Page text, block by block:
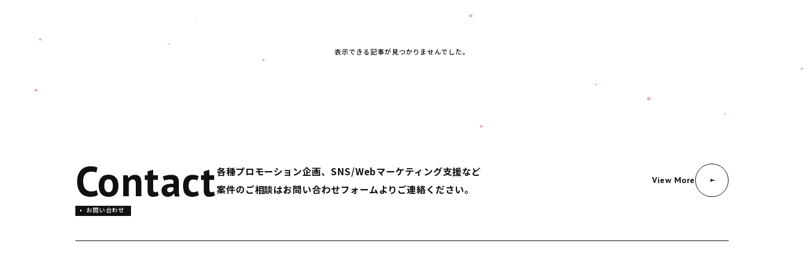
表示できる記事が見つかりませんでした。
Contact
お問い合わせ
各種プロモーション企画、SNS/Webマーケティング支援など
案件のご相談はお問い合わせフォームよりご連絡ください。
View More